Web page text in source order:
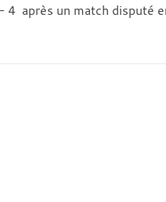
4 après un match disputé